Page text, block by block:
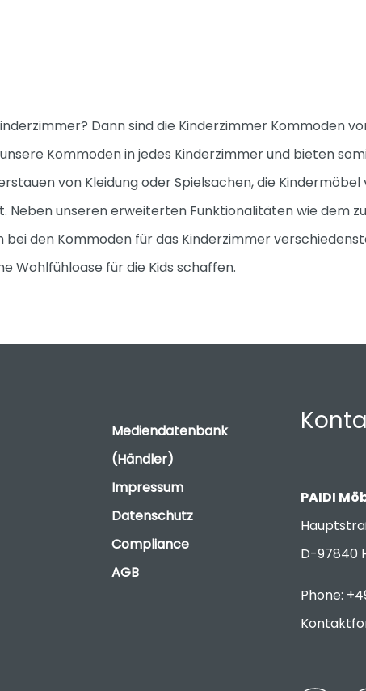
Dann sind die Kinderzimmer Kommoden
Kommoden in jedes Kinderzimmer und bieten
von Kleidung oder Spielsachen, die Kindermöbel
unseren erweiterten Funktionalitäten wie dem
den Kommoden für das Kinderzimmer
Wohlfühloase für die Kids schaffen.
Mediendatenbank
(Händler)
Impressum
Datenschutz
Compliance
AGB
PAIDI
D-97840
Phone: